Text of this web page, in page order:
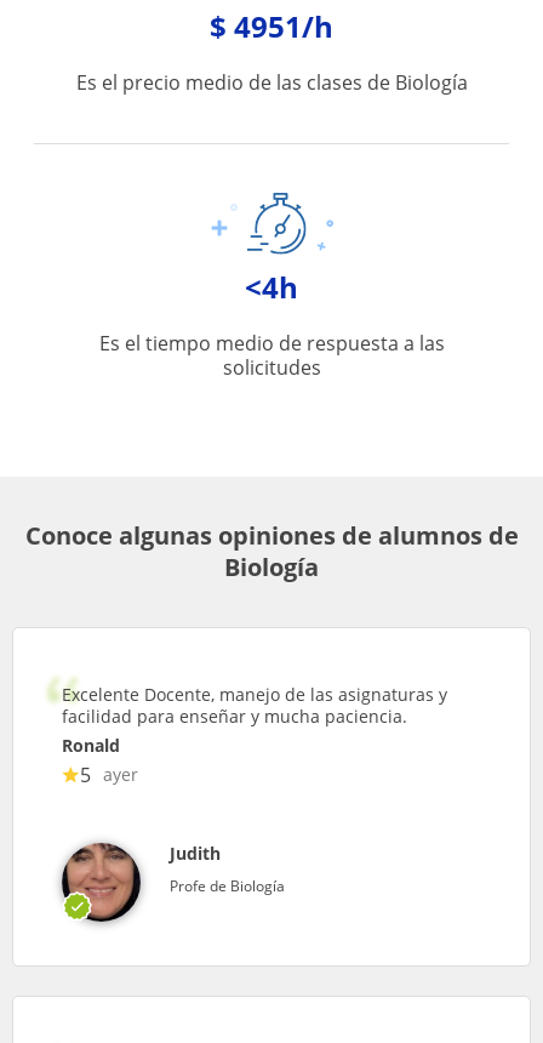
$ 4951/h
Es el precio medio de las clases de Biología
<4h
Es el tiempo medio de respuesta a las
solicitudes
Conoce algunas opiniones de alumnos de
Biología
Excelente Docente, manejo de las asignaturas y
facilidad para enseñar y mucha paciencia.
Ronald
5 ayer
Judith
Profe de Biología